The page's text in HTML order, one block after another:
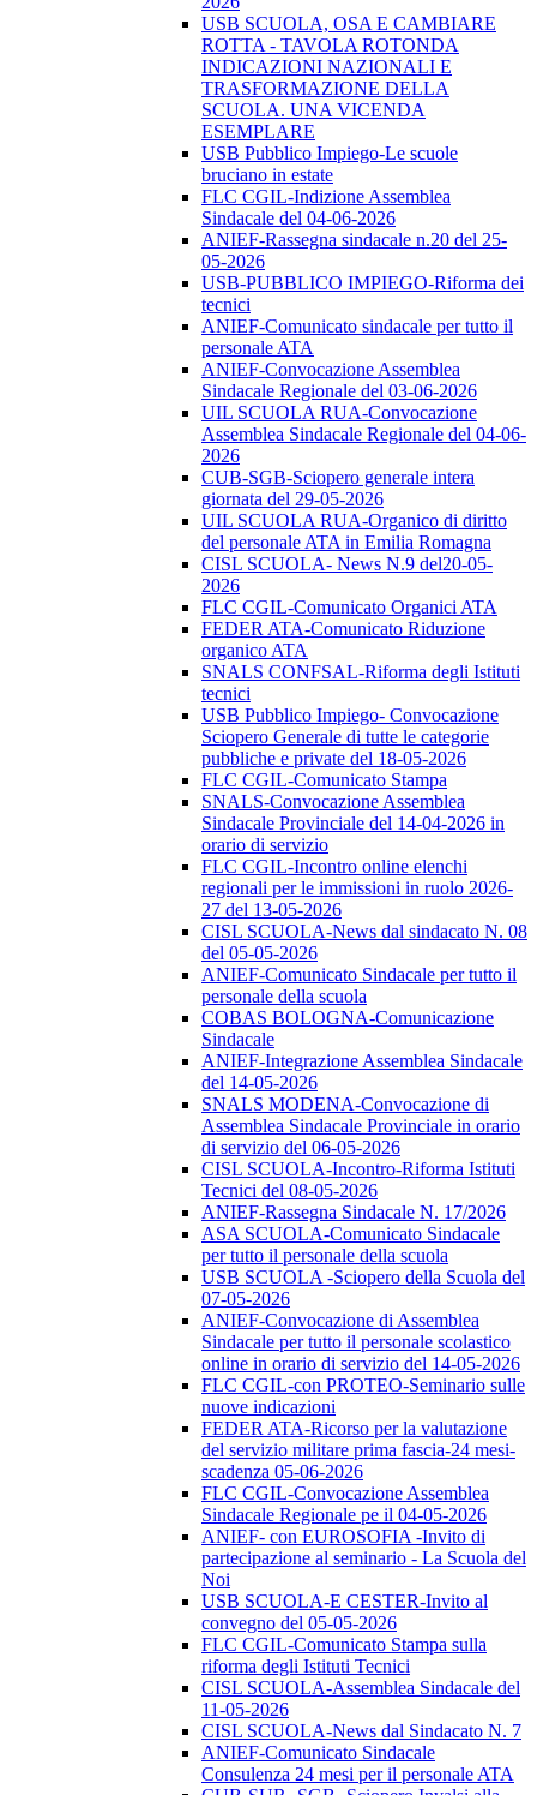
USB SCUOLA, OSA E CAMBIARE
ROTTA - TAVOLA ROTONDA
INDICAZIONI NAZIONALI E
TRASFORMAZIONE DELLA
SCUOLA. UNA VICENDA
ESEMPLARE
USB Pubblico Impiego-Le scuole
bruciano in estate
FLC CGIL-Indizione Assemblea
Sindacale del 04-06-2026
ANIEF-Rassegna sindacale n.20 del 25-
05-2026
USB-PUBBLICO IMPIEGO-Riforma dei
tecnici
ANIEF-Comunicato sindacale per tutto il
personale ATA
ANIEF-Convocazione Assemblea
Sindacale Regionale del 03-06-2026
UIL SCUOLA RUA-Convocazione
Assemblea Sindacale Regionale del 04-06-
2026
CUB-SGB-Sciopero generale intera
giornata del 29-05-2026
UIL SCUOLA RUA-Organico di diritto
del personale ATA in Emilia Romagna
CISL SCUOLA- News N.9 del20-05-
2026
FLC CGIL-Comunicato Organici ATA
FEDER ATA-Comunicato Riduzione
organico ATA
SNALS CONFSAL-Riforma degli Istituti
tecnici
USB Pubblico Impiego- Convocazione
Sciopero Generale di tutte le categorie
pubbliche e private del 18-05-2026
FLC CGIL-Comunicato Stampa
SNALS-Convocazione Assemblea
Sindacale Provinciale del 14-04-2026 in
orario di servizio
FLC CGIL-Incontro online elenchi
regionali per le immissioni in ruolo 2026-
27 del 13-05-2026
CISL SCUOLA-News dal sindacato N. 08
del 05-05-2026
ANIEF-Comunicato Sindacale per tutto il
personale della scuola
COBAS BOLOGNA-Comunicazione
Sindacale
ANIEF-Integrazione Assemblea Sindacale
del 14-05-2026
SNALS MODENA-Convocazione di
Assemblea Sindacale Provinciale in orario
di servizio del 06-05-2026
CISL SCUOLA-Incontro-Riforma Istituti
Tecnici del 08-05-2026
ANIEF-Rassegna Sindacale N. 17/2026
ASA SCUOLA-Comunicato Sindacale
per tutto il personale della scuola
USB SCUOLA -Sciopero della Scuola del
07-05-2026
ANIEF-Convocazione di Assemblea
Sindacale per tutto il personale scolastico
online in orario di servizio del 14-05-2026
FLC CGIL-con PROTEO-Seminario sulle
nuove indicazioni
FEDER ATA-Ricorso per la valutazione
del servizio militare prima fascia-24 mesi-
scadenza 05-06-2026
FLC CGIL-Convocazione Assemblea
Sindacale Regionale pe il 04-05-2026
ANIEF- con EUROSOFIA -Invito di
partecipazione al seminario - La Scuola del
Noi
USB SCUOLA-E CESTER-Invito al
convegno del 05-05-2026
FLC CGIL-Comunicato Stampa sulla
riforma degli Istituti Tecnici
CISL SCUOLA-Assemblea Sindacale del
11-05-2026
CISL SCUOLA-News dal Sindacato N. 7
ANIEF-Comunicato Sindacale
Consulenza 24 mesi per il personale ATA